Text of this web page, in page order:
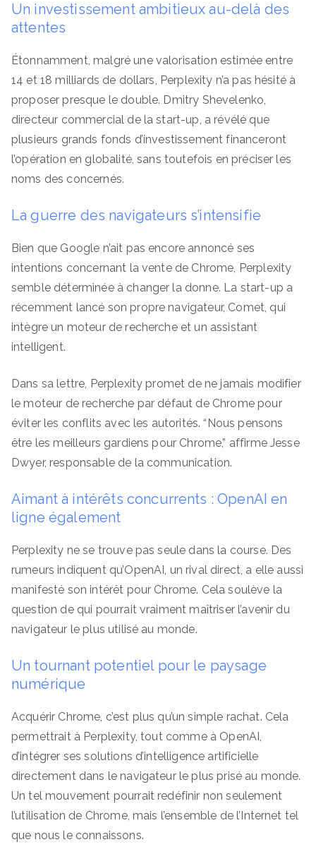
Un investissement ambitieux au-delà des
attentes
Étonnamment, malgré une valorisation estimée entre
14 et 18 milliards de dollars, Perplexity n’a pas hésité à
proposer presque le double. Dmitry Shevelenko,
directeur commercial de la start-up, a révélé que
plusieurs grands fonds d’investissement financeront
l’opération en globalité, sans toutefois en préciser les
noms des concernés.
La guerre des navigateurs s’intensifie
Bien que Google n’ait pas encore annoncé ses
intentions concernant la vente de Chrome, Perplexity
semble déterminée à changer la donne. La start-up a
récemment lancé son propre navigateur, Comet, qui
intègre un moteur de recherche et un assistant
intelligent.
Dans sa lettre, Perplexity promet de ne jamais modifier
le moteur de recherche par défaut de Chrome pour
éviter les conflits avec les autorités. “Nous pensons
être les meilleurs gardiens pour Chrome,” affirme Jesse
Dwyer, responsable de la communication.
Aimant à intérêts concurrents : OpenAI en
ligne également
Perplexity ne se trouve pas seule dans la course. Des
rumeurs indiquent qu’OpenAI, un rival direct, a elle aussi
manifesté son intérêt pour Chrome. Cela soulève la
question de qui pourrait vraiment maîtriser l’avenir du
navigateur le plus utilisé au monde.
Un tournant potentiel pour le paysage
numérique
Acquérir Chrome, c’est plus qu’un simple rachat. Cela
permettrait à Perplexity, tout comme à OpenAI,
d’intégrer ses solutions d’intelligence artificielle
directement dans le navigateur le plus prisé au monde.
Un tel mouvement pourrait redéfinir non seulement
l’utilisation de Chrome, mais l’ensemble de l’Internet tel
que nous le connaissons.